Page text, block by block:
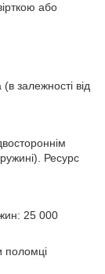
або
залежності від
Ресурс
25 000
поломці